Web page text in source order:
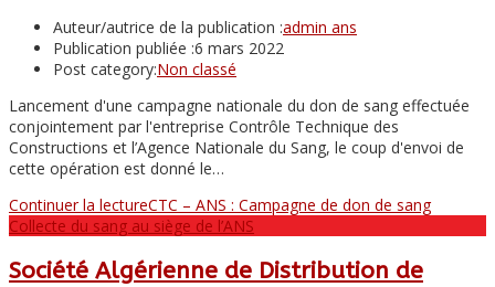
Auteur/autrice de la publication :admin ans
Publication publiée :6 mars 2022
Post category:Non classé
Lancement d'une campagne nationale du don de sang effectuée
conjointement par l'entreprise Contrôle Technique des
Constructions et l’Agence Nationale du Sang, le coup d'envoi de
cette opération est donné le…
Continuer la lectureCTC – ANS : Campagne de don de sang
Collecte du sang au siège de l’ANS
Société Algérienne de Distribution de